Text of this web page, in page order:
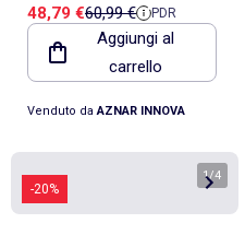
maniche lunghe Snow Drift
da donna
Prezzo di vendita
48,79 €Prezzo di riferimento
60,99 € PDR
Aggiungi al
carrello
Venduto da AZNAR INNOVA
-20%
1/4